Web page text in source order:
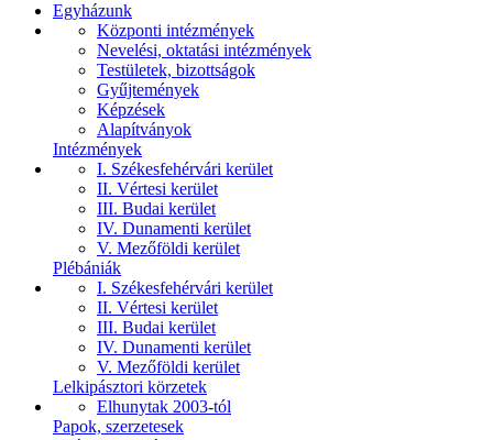
Egyházunk
Központi intézmények
Nevelési, oktatási intézmények
Testületek, bizottságok
Gyűjtemények
Képzések
Alapítványok
Intézmények
I. Székesfehérvári kerület
II. Vértesi kerület
III. Budai kerület
IV. Dunamenti kerület
V. Mezőföldi kerület
Plébániák
I. Székesfehérvári kerület
II. Vértesi kerület
III. Budai kerület
IV. Dunamenti kerület
V. Mezőföldi kerület
Lelkipásztori körzetek
Elhunytak 2003-tól
Papok, szerzetesek